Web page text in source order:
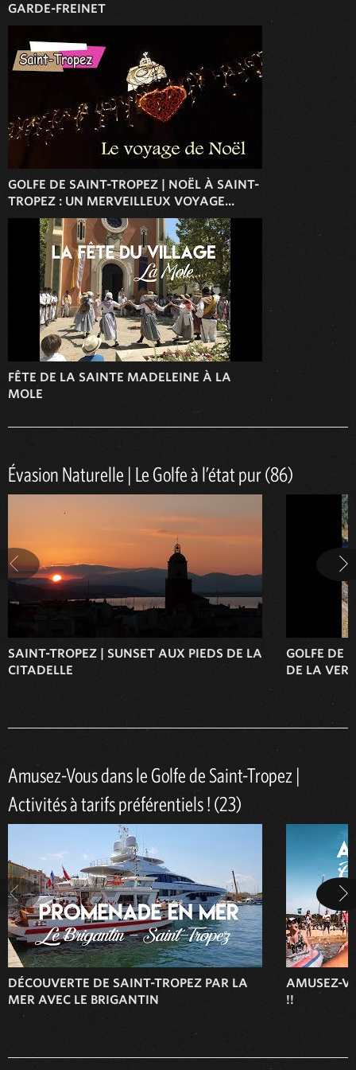
GARDE-FREINET
GOLFE DE SAINT-TROPEZ | NOËL À SAINT-
TROPEZ : UN MERVEILLEUX VOYAGE...
FÊTE DE LA SAINTE MADELEINE À LA
MOLE
Évasion Naturelle | Le Golfe à l’état pur (86)
SAINT-TROPEZ | SUNSET AUX PIEDS DE LA
CITADELLE
GOLFE DE
DE LA
Amusez-Vous dans le Golfe de Saint-Tropez |
Activités à tarifs préférentiels ! (23)
DÉCOUVERTE DE SAINT-TROPEZ PAR LA
MER AVEC LE BRIGANTIN
AMUSEZ-
!!